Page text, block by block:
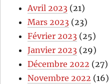
Avril 2023 (21)
Mars 2023 (23)
Février 2023 (25)
Janvier 2023 (29)
Décembre 2022 (27)
Novembre 2022 (16)